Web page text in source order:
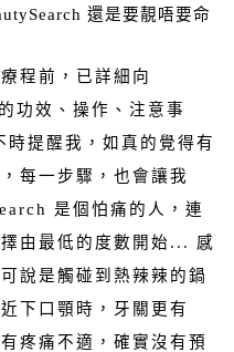
還是要靚唔要命
程前，已詳細向
功效、操作、注意事
提醒我，如真的覺得有
每一步驟，也會讓我
是個怕痛的人，連
由最低的度數開始... 感
說是觸碰到熱辣辣的鍋
下口顎時，牙關更有
疼痛不適 ，確實沒有預